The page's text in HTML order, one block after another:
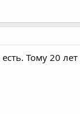
Тому 20 лет